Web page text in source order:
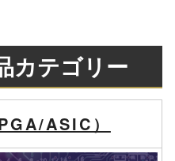
カテゴリー
ASIC）